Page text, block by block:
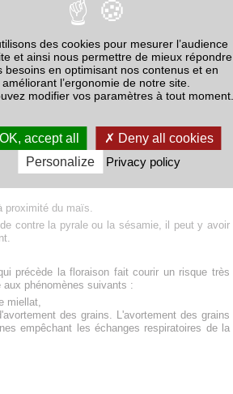
pucerons sur maïs
proximité du maïs.
contre la pyrale ou la sésamie, il peut y avoir
précède la floraison fait courir un risque très
phénomènes suivants :
miellat,
des grains. L'avortement des grains
empêchant les échanges respiratoires de la
des cookies pour mesurer l’audience
et ainsi nous permettre de mieux répondre
besoins en optimisant nos contenus et en
améliorant l’ergonomie de notre site.
modifier vos paramètres à tout moment.
OK, accept all
Deny all cookies
Personalize
Privacy policy